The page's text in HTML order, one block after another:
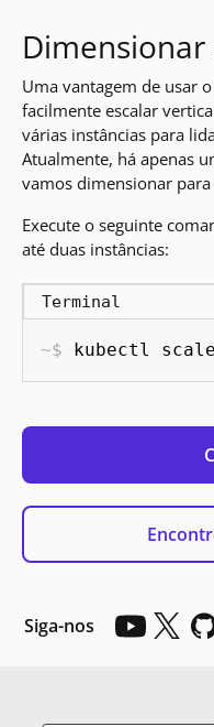
Dimensionar
Uma vantagem de usar
facilmente escalar
várias instâncias para
Atualmente, há apenas
vamos dimensionar para
Execute o seguinte
até duas instâncias:
Terminal
kubectl
Siga-nos